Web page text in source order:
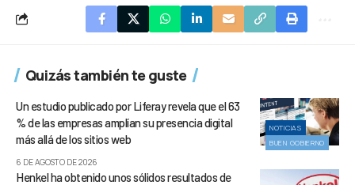
Quizás también te guste
NOTICIAS
BUEN GOBIERNO
Un estudio publicado por Liferay revela que el 63
% de las empresas amplían su presencia digital
más allá de los sitios web
6 DE AGOSTO DE 2026
Henkel ha obtenido unos sólidos resultados de